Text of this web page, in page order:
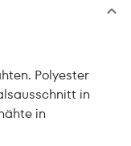
Polyester
in
in